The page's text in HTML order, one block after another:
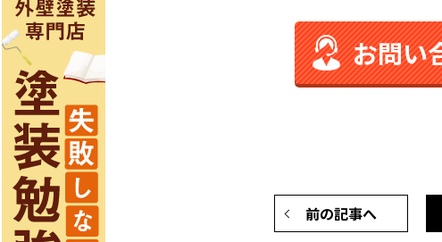
お問い
前の記事へ